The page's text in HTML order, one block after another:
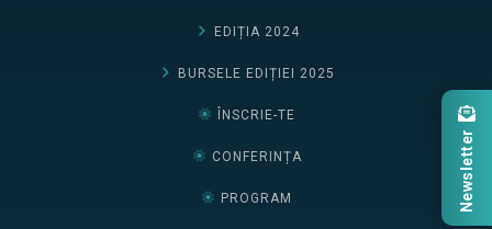
EDIȚIA 2024
BURSELE EDIȚIEI 2025
ÎNSCRIE-TE
CONFERINȚA
PROGRAM Newsletter